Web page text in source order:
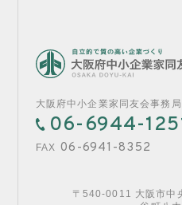
大阪府中小企業家同友会事務局
06-6944-
FAX 06-6941-8352
〒540-0011 大阪市中